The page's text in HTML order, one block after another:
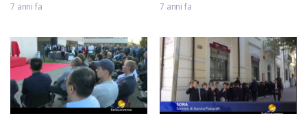
7 anni fa 7 anni fa